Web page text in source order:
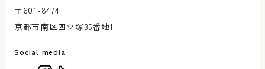
〒601-8474
京都市南区四ツ塚35番地1
Social media